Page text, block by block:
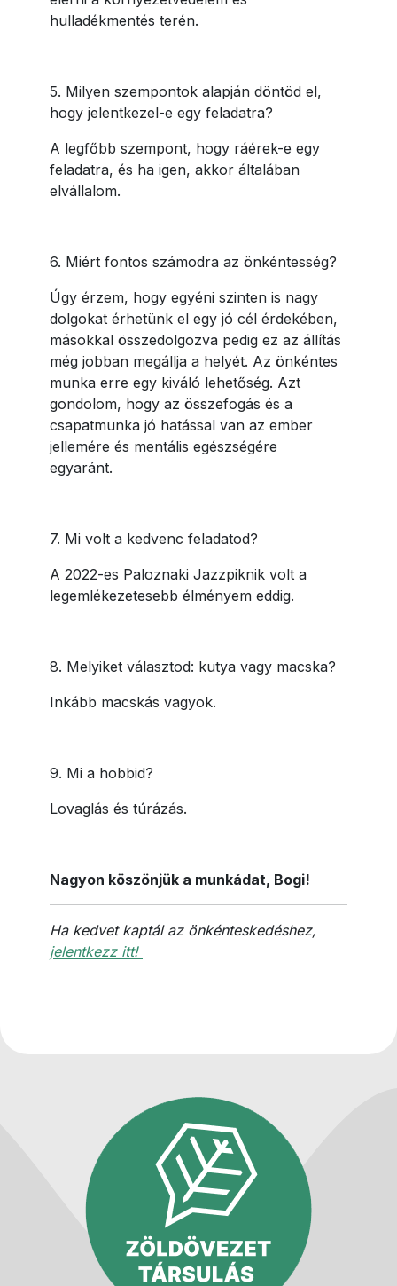
hulladékmentés terén.
5. Milyen szempontok alapján döntöd el,
hogy jelentkezel-e egy feladatra?
A legfőbb szempont, hogy ráérek-e egy
feladatra, és ha igen, akkor általában
elvállalom.
6. Miért fontos számodra az önkéntesség?
Úgy érzem, hogy egyéni szinten is nagy
dolgokat érhetünk el egy jó cél érdekében,
másokkal összedolgozva pedig ez az állítás
még jobban megállja a helyét. Az önkéntes
munka erre egy kiváló lehetőség. Azt
gondolom, hogy az összefogás és a
csapatmunka jó hatással van az ember
jellemére és mentális egészségére
egyaránt.
7. Mi volt a kedvenc feladatod?
A 2022-es Paloznaki Jazzpiknik volt a
legemlékezetesebb élményem eddig.
8. Melyiket választod: kutya vagy macska?
Inkább macskás vagyok.
9. Mi a hobbid?
Lovaglás és túrázás.
Nagyon köszönjük a munkádat, Bogi!
Ha kedvet kaptál az önkénteskedéshez,
jelentkezz itt!